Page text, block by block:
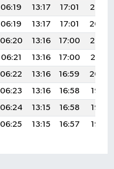
06:19 13:17 17:01
20:05
06:19 13:17 17:01
20:04
06:20 13:16 17:00
20:02
06:21 13:16 17:00
20:01
06:22 13:16 16:59
20:00
06:23 13:16 16:58
19:58
06:24 13:15 16:58
19:57
06:25 13:15 16:57 19:56